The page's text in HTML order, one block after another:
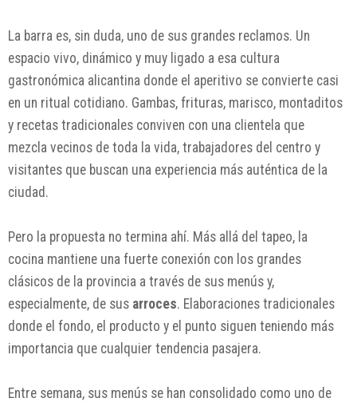
La barra es, sin duda, uno de sus grandes reclamos. Un
espacio vivo, dinámico y muy ligado a esa cultura
gastronómica alicantina donde el aperitivo se convierte casi
en un ritual cotidiano. Gambas, frituras, marisco, montaditos
y recetas tradicionales conviven con una clientela que
mezcla vecinos de toda la vida, trabajadores del centro y
visitantes que buscan una experiencia más auténtica de la
ciudad.
Pero la propuesta no termina ahí. Más allá del tapeo, la
cocina mantiene una fuerte conexión con los grandes
clásicos de la provincia a través de sus menús y,
especialmente, de sus arroces. Elaboraciones tradicionales
donde el fondo, el producto y el punto siguen teniendo más
importancia que cualquier tendencia pasajera.
Entre semana, sus menús se han consolidado como uno de